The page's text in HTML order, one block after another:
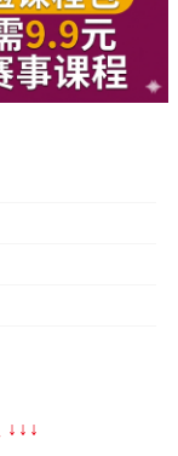
↓↓↓